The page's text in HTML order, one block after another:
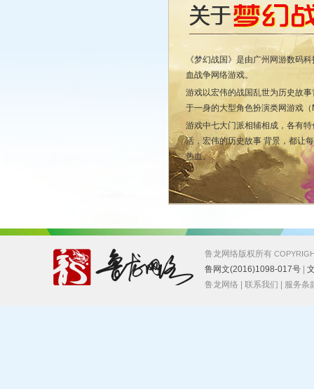
《梦幻战国》是由广州网游数码
血战争网络游戏。
游戏以宏伟的战国乱世为历史故
于一身的大型角色扮演类网游戏
游戏中七大门派相辅相成，各有
活，宏伟的历史故事 背景，都让
热血。
鲁龙网络版权所有
鲁网文(2016)1098-017号
鲁龙网络
联系我们 服务条